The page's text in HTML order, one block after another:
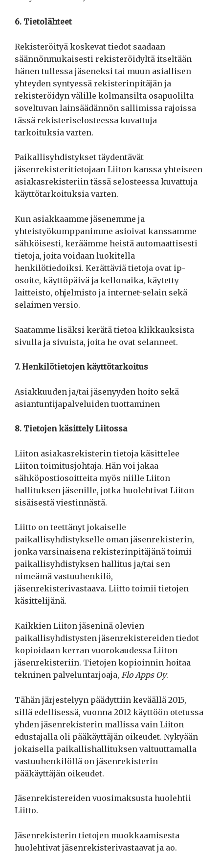
6. Tietolähteet
Rekisteröityä koskevat tiedot saadaan
säännönmukaisesti rekisteröidyltä itseltään
hänen tullessa jäseneksi tai muun asiallisen
yhteyden syntyessä rekisterinpitäjän ja
rekisteröidyn välille kolmansilta osapuolilta
soveltuvan lainsäädännön sallimissa rajoissa
tässä rekisteriselosteessa kuvattuja
tarkoituksia varten.
Paikallisyhdistykset täydentävät
jäsenrekisteritietojaan Liiton kanssa yhteiseen
asiakasrekisteriin tässä selosteessa kuvattuja
käyttötarkoituksia varten.
Kun asiakkaamme jäsenemme ja
yhteistyökumppanimme asioivat kanssamme
sähköisesti, keräämme heistä automaattisesti
tietoja, joita voidaan luokitella
henkilötiedoiksi. Kerättäviä tietoja ovat ip-
osoite, käyttöpäivä ja kellonaika, käytetty
laitteisto, ohjelmisto ja internet-selain sekä
selaimen versio.
Saatamme lisäksi kerätä tietoa klikkauksista
sivulla ja sivuista, joita he ovat selanneet.
7. Henkilötietojen käyttötarkoitus
Asiakkuuden ja/tai jäsenyyden hoito sekä
asiantuntijapalveluiden tuottaminen
8. Tietojen käsittely Liitossa
Liiton asiakasrekisterin tietoja käsittelee
Liiton toimitusjohtaja. Hän voi jakaa
sähköpostiosoitteita myös niille Liiton
hallituksen jäsenille, jotka huolehtivat Liiton
sisäisestä viestinnästä.
Liitto on teettänyt jokaiselle
paikallisyhdistykselle oman jäsenrekisterin,
jonka varsinaisena rekisterinpitäjänä toimii
paikallisyhdistyksen hallitus ja/tai sen
nimeämä vastuuhenkilö,
jäsenrekisterivastaava. Liitto toimii tietojen
käsittelijänä.
Kaikkien Liiton jäseninä olevien
paikallisyhdistysten jäsenrekistereiden tiedot
kopioidaan kerran vuorokaudessa Liiton
jäsenrekisteriin. Tietojen kopioinnin hoitaa
tekninen palveluntarjoaja, Flo Apps Oy.
Tähän järjestelyyn päädyttiin keväällä 2015,
sillä edellisessä, vuonna 2012 käyttöön otetussa
yhden jäsenrekisterin mallissa vain Liiton
edustajalla oli pääkäyttäjän oikeudet. Nykyään
jokaisella paikallishallituksen valtuuttamalla
vastuuhenkilöllä on jäsenrekisterin
pääkäyttäjän oikeudet.
Jäsenrekistereiden vuosimaksusta huolehtii
Liitto.
Jäsenrekisterin tietojen muokkaamisesta
huolehtivat jäsenrekisterivastaavat ja ao.